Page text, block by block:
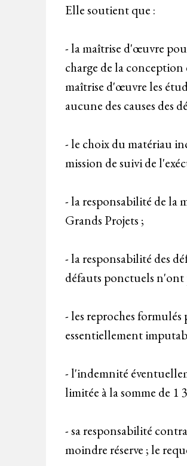
Elle soutient que :
- la maîtrise d'œuvre
charge de la conception
maîtrise d'œuvre les
aucune des causes des
- le choix du matériau
mission de suivi de
- la responsabilité de la
Grands Projets ;
- la responsabilité des
défauts ponctuels n'ont
- les reproches
essentiellement
- l'indemnité
limitée à la somme de 1
- sa responsabilité
moindre réserve ; le